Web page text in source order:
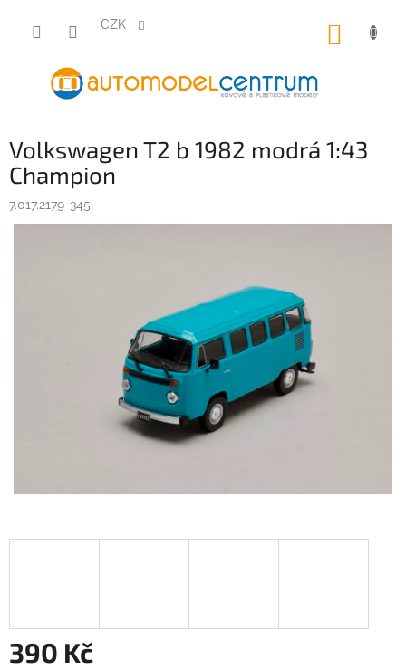
obsah
CZK
Volkswagen T2 b 1982 modrá 1:43
Champion
7.017.2179-345
390 Kč